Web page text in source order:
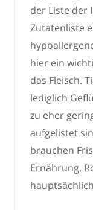
der Liste der
Zutatenliste
hier ein
das Fleisch.
lediglich
zu eher
aufgelistet
brauchen
Ernährung.